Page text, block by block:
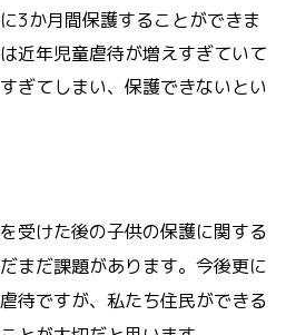
3か月間保護することができま
近年児童虐待が増えすぎていて
ぎてしまい、保護できないとい
受けた後の子供の保護に関する
まだ課題があります。 今後更に
待ですが、私たち住民ができる